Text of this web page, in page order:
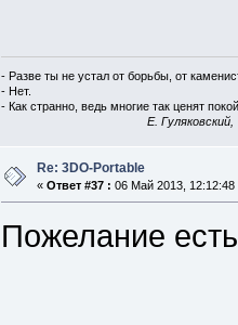
- Разве ты не устал от борьбы, от
- Нет.
- Как странно, ведь многие так ценят
E.
Re: 3DO-Portable
« Ответ #37 : 06 Май 2013, 12:12:48
Пожелание